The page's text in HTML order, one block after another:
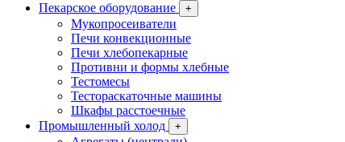
Пекарское оборудование
+
Мукопросеиватели
Печи конвекционные
Печи хлебопекарные
Противни и формы хлебные
Тестомесы
Тестораскаточные машины
Шкафы расстоечные
Промышленный холод
+